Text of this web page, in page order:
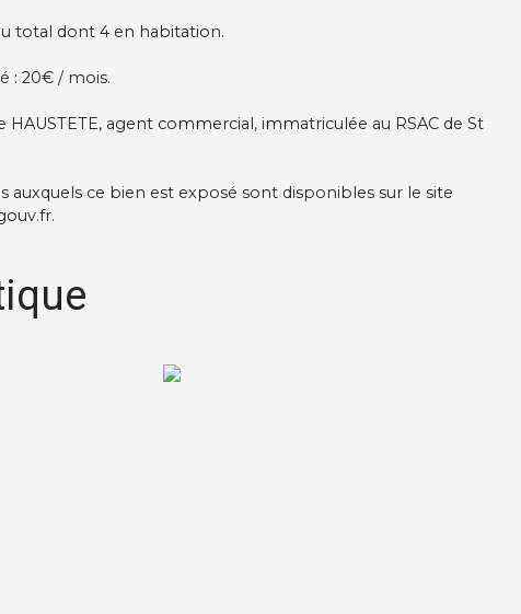
total dont 4 en habitation.
: 20€ / mois.
agent commercial, immatriculée au RSAC de St
auxquels ce bien est exposé sont disponibles sur le site